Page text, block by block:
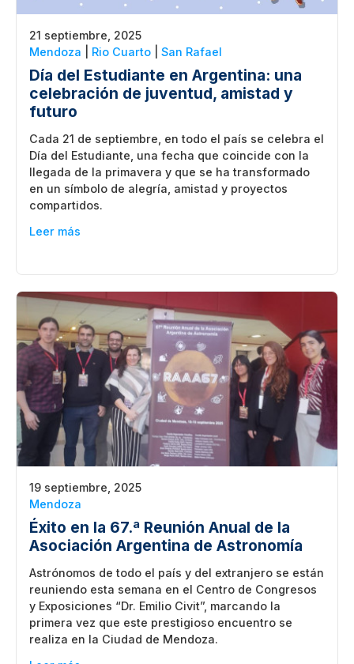
21 septiembre, 2025
Mendoza
Rio Cuarto San Rafael
Día del Estudiante en Argentina: una
celebración de juventud, amistad y
futuro
Cada 21 de septiembre, en todo el país se celebra el
Día del Estudiante, una fecha que coincide con la
llegada de la primavera y que se ha transformado
en un símbolo de alegría, amistad y proyectos
compartidos.
Leer más
19 septiembre, 2025
Mendoza
Éxito en la 67.ª Reunión Anual de la
Asociación Argentina de Astronomía
Astrónomos de todo el país y del extranjero se están
reuniendo esta semana en el Centro de Congresos
y Exposiciones “Dr. Emilio Civit”, marcando la
primera vez que este prestigioso encuentro se
realiza en la Ciudad de Mendoza.